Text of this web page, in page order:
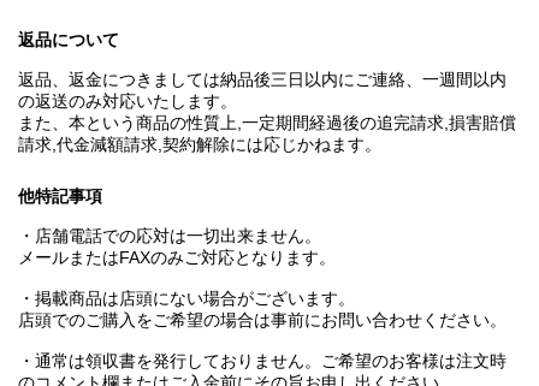
返品について
返品、返金につきましては納品後三日以内にご連絡、一週間以内
の返送のみ対応いたします。
また、本という商品の性質上,一定期間経過後の追完請求,損害賠償
請求,代金減額請求,契約解除には応じかねます。
他特記事項
・店舗電話での応対は一切出来ません。
メールまたはFAXのみご対応となります。
・掲載商品は店頭にない場合がございます。
店頭でのご購入をご希望の場合は事前にお問い合わせください。
・通常は領収書を発行しておりません。ご希望のお客様は注文時